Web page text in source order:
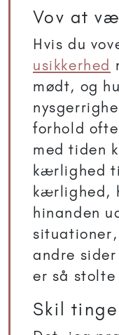
Vov at
Hvis du
usikkerhed
mødt, og
forhold
med tiden
kærlighed
kærlighed,
hinanden
andre sider
er så stolte
Skil